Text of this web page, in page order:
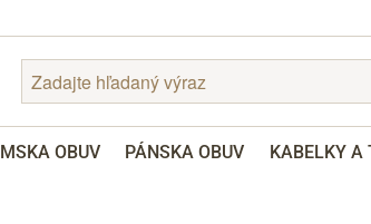
OBUV PÁNSKA OBUV KABELKY A